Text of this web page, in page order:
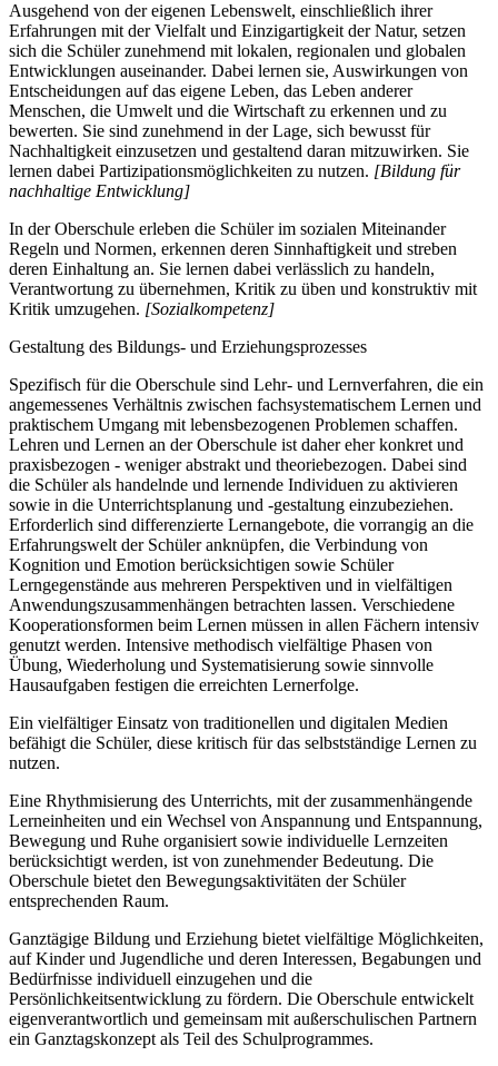
Ausgehend von der eigenen Lebenswelt, einschließlich ihrer
Erfahrungen mit der Vielfalt und Einzigartigkeit der Natur, setzen
sich die Schüler zunehmend mit lokalen, regionalen und globalen
Entwicklungen auseinander. Dabei lernen sie, Auswirkungen von
Entscheidungen auf das eigene Leben, das Leben anderer
Menschen, die Umwelt und die Wirtschaft zu erkennen und zu
bewerten. Sie sind zunehmend in der Lage, sich bewusst für
Nachhaltigkeit einzusetzen und gestaltend daran mitzuwirken. Sie
lernen dabei Partizipationsmöglichkeiten zu nutzen. [Bildung für
nachhaltige Entwicklung]
In der Oberschule erleben die Schüler im sozialen Miteinander
Regeln und Normen, erkennen deren Sinnhaftigkeit und streben
deren Einhaltung an. Sie lernen dabei verlässlich zu handeln,
Verantwortung zu übernehmen, Kritik zu üben und konstruktiv mit
Kritik umzugehen. [Sozialkompetenz]
Gestaltung des Bildungs- und Erziehungsprozesses
Spezifisch für die Oberschule sind Lehr- und Lernverfahren, die ein
angemessenes Verhältnis zwischen fachsystematischem Lernen und
praktischem Umgang mit lebensbezogenen Problemen schaffen.
Lehren und Lernen an der Oberschule ist daher eher konkret und
praxisbezogen - weniger abstrakt und theoriebezogen. Dabei sind
die Schüler als handelnde und lernende Individuen zu aktivieren
sowie in die Unterrichtsplanung und -gestaltung einzubeziehen.
Erforderlich sind differenzierte Lernangebote, die vorrangig an die
Erfahrungswelt der Schüler anknüpfen, die Verbindung von
Kognition und Emotion berücksichtigen sowie Schüler
Lerngegenstände aus mehreren Perspektiven und in vielfältigen
Anwendungszusammenhängen betrachten lassen. Verschiedene
Kooperationsformen beim Lernen müssen in allen Fächern intensiv
genutzt werden. Intensive methodisch vielfältige Phasen von
Übung, Wiederholung und Systematisierung sowie sinnvolle
Hausaufgaben festigen die erreichten Lernerfolge.
Ein vielfältiger Einsatz von traditionellen und digitalen Medien
befähigt die Schüler, diese kritisch für das selbstständige Lernen zu
nutzen.
Eine Rhythmisierung des Unterrichts, mit der zusammenhängende
Lerneinheiten und ein Wechsel von Anspannung und Entspannung,
Bewegung und Ruhe organisiert sowie individuelle Lernzeiten
berücksichtigt werden, ist von zunehmender Bedeutung. Die
Oberschule bietet den Bewegungsaktivitäten der Schüler
entsprechenden Raum.
Ganztägige Bildung und Erziehung bietet vielfältige Möglichkeiten,
auf Kinder und Jugendliche und deren Interessen, Begabungen und
Bedürfnisse individuell einzugehen und die
Persönlichkeitsentwicklung zu fördern. Die Oberschule entwickelt
eigenverantwortlich und gemeinsam mit außerschulischen Partnern
ein Ganztagskonzept als Teil des Schulprogrammes.